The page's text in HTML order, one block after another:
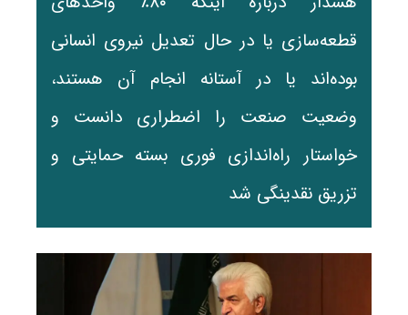
قطعه‌سازی یا در حال تعدیل نیروی انسانی
بوده‌اند یا در آستانه انجام آن هستند،
وضعیت صنعت را اضطراری دانست و
خواستار راه‌اندازی فوری بسته حمایتی و
تزریق نقدینگی شد